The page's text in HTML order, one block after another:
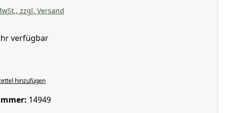
zzgl. Versand
verfügbar
hinzufügen
14949